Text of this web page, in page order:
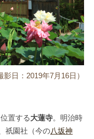
影日：2019年7月16日）
置する大蓮寺。明治時
祇園社（今の八坂神